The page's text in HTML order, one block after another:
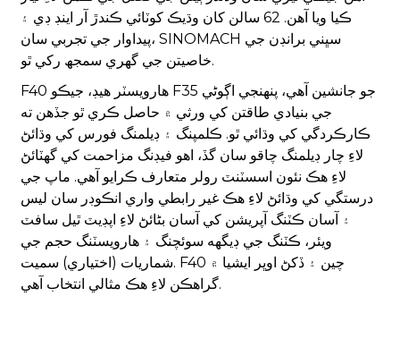
ڪيا ويا آهن. 62 سالن کان وڌيڪ کوٽائي ڪندڙ آر اينڊ ڊي ۽
پيداوار جي تجربي سان، SINOMACH سڀني برانڊن جي
خاصيتن جي گهري سمجھ رکي ٿو.
F40 هارويسٽر هيڊ، جيڪو F35 جو جانشين آهي، پنهنجي اڳوڻي
جي بنيادي طاقتن کي ورثي ۾ حاصل ڪري ٿو جڏهن ته
ڪارڪردگي کي وڌائي ٿو. ڪلمپنگ ۽ ڊيلمنگ فورس کي وڌائڻ
لاءِ چار ڊيلمنگ چاقو سان گڏ، اهو فيڊنگ مزاحمت کي گهٽائڻ
لاءِ هڪ نئون اسسٽنٽ رولر متعارف ڪرايو آهي. ماپ جي
درستگي کي وڌائڻ لاءِ هڪ غير رابطي واري انڪوڊر سان ليس
۽ آسان ڪٽنگ آپريشن کي آسان بڻائڻ لاءِ اپڊيٽ ٿيل سافٽ
ويئر، ڪٽنگ جي ڊيگهه سوئچنگ ۽ هارويسٽنگ حجم جي
شماريات (اختياري) سميت. F40 چين ۽ ڏکڻ اوڀر ايشيا ۾
گراهڪن لاءِ هڪ مثالي انتخاب آهي.